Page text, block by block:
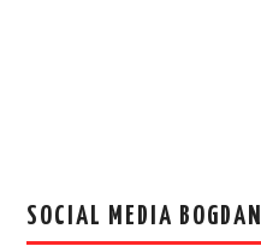
SOCIAL MEDIA BOGDAN